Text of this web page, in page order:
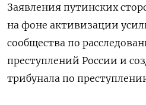
Заявления путинских
на фоне активизации
сообщества по
преступлений России и
трибунала по